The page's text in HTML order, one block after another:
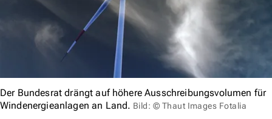
Der Bundesrat drängt auf höhere Ausschreibungsvolumen für
Windenergieanlagen an Land. Bild: © Thaut Images Fotalia